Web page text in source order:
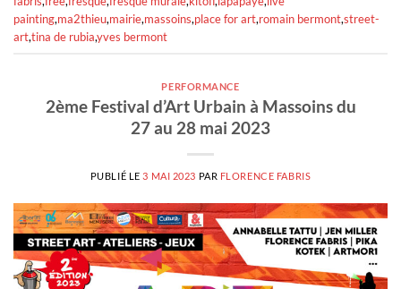
painting,ma2thieu,mairie,massoins,place for art,romain bermont,street-
art,tina de rubia,yves bermont
PERFORMANCE
2ème Festival d’Art Urbain à Massoins du
27 au 28 mai 2023
PUBLIÉ LE3 MAI 2023 PAR FLORENCE FABRIS